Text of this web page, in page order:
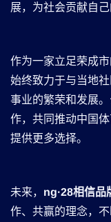
展，为社会贡献自己
作为一家立足荣成市
始终致力于与当地
事业的繁荣和发展
作，共同推动中国
提供更多选择。
未来， ng·28相信品
作、共赢的理念，